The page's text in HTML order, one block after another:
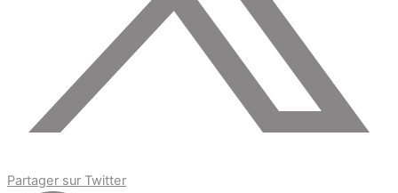
Partager sur Twitter